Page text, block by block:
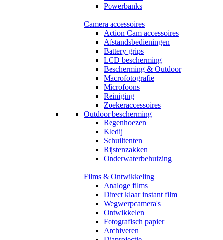
Powerbanks
Camera accessoires
Action Cam accessoires
Afstandsbedieningen
Battery grips
LCD bescherming
Bescherming & Outdoor
Macrofotografie
Microfoons
Reiniging
Zoekeraccessoires
Outdoor bescherming
Regenhoezen
Kledij
Schuiltenten
Rijstenzakken
Onderwaterbehuizing
Films & Ontwikkeling
Analoge films
Direct klaar instant film
Wegwerpcamera's
Ontwikkelen
Fotografisch papier
Archiveren